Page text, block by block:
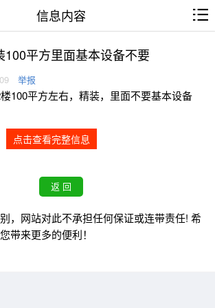
信息内容
100平方里面基本设备不要
举报
100平方左右，精装，里面不要基本设备
点击查看完整信息
，网站对此不承担任何保证或连带责任! 希
带来更多的便利！